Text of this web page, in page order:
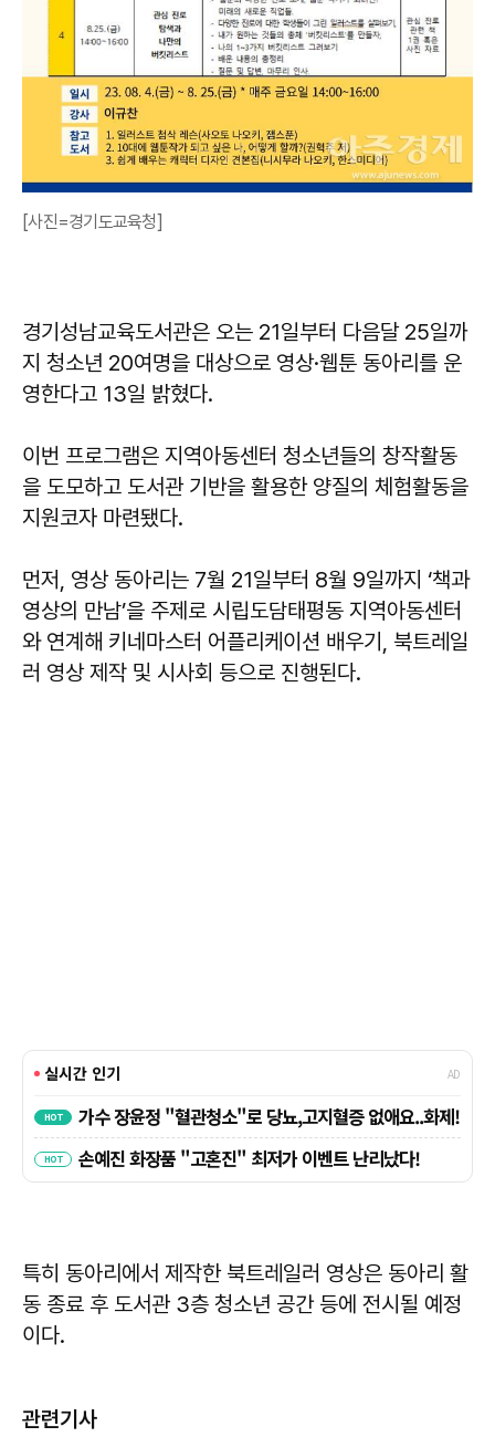
[사진=경기도교육청]
경기성남교육도서관은 오는 21일부터 다음달 25일까
지 청소년 20여명을 대상으로 영상·웹툰 동아리를 운
영한다고 13일 밝혔다.
이번 프로그램은 지역아동센터 청소년들의 창작활동
을 도모하고 도서관 기반을 활용한 양질의 체험활동을
지원코자 마련됐다.
먼저, 영상 동아리는 7월 21일부터 8월 9일까지 ‘책과
영상의 만남’을 주제로 시립도담태평동 지역아동센터
와 연계해 키네마스터 어플리케이션 배우기, 북트레일
러 영상 제작 및 시사회 등으로 진행된다.
특히 동아리에서 제작한 북트레일러 영상은 동아리 활
동 종료 후 도서관 3층 청소년 공간 등에 전시될 예정
이다.
관련기사